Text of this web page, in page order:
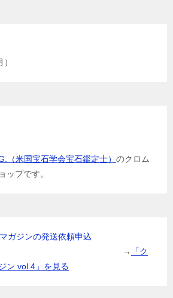
（米国宝石学会宝石鑑定士） のクロム
ップです。
→
「ク
ン vol.4」を見る